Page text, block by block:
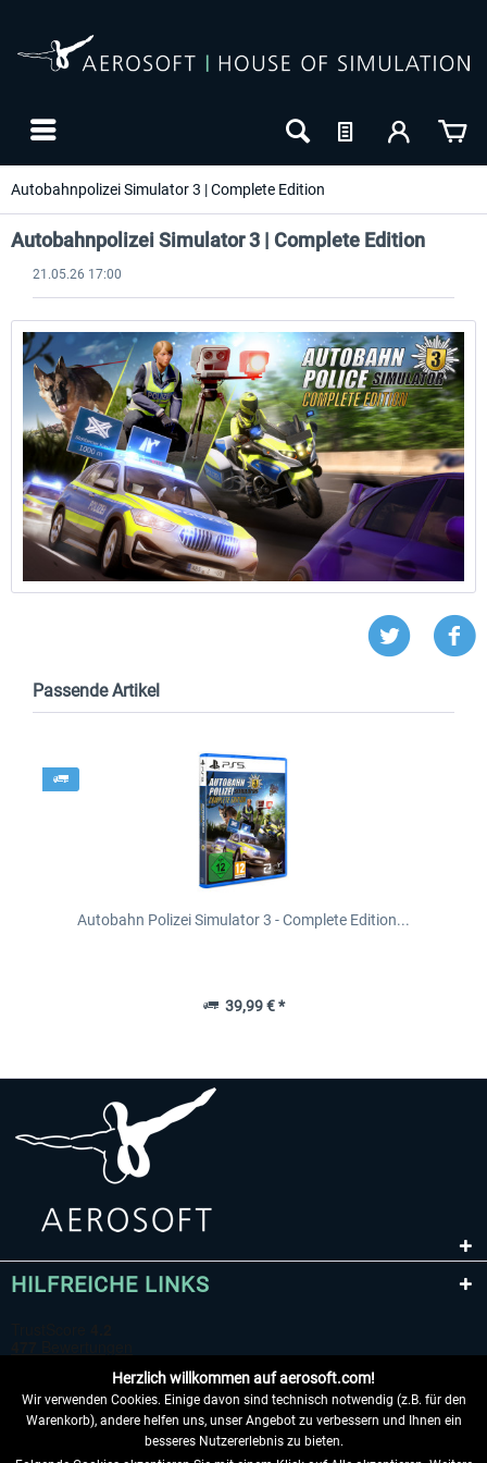
Autobahnpolizei Simulator 3 | Complete Edition
Autobahnpolizei Simulator 3 | Complete Edition
21.05.26 17:00
Passende Artikel
Autobahn Polizei Simulator 3 - Complete Edition...
39,99 € *
HILFREICHE LINKS
Herzlich willkommen auf aerosoft.com!
Wir verwenden Cookies. Einige davon sind technisch notwendig (z.B. für den
Warenkorb), andere helfen uns, unser Angebot zu verbessern und Ihnen ein
besseres Nutzererlebnis zu bieten.